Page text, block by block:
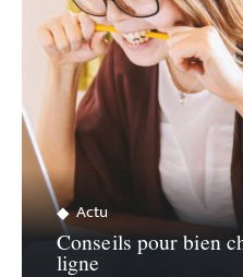
Actu
Conseils pour bien
ligne